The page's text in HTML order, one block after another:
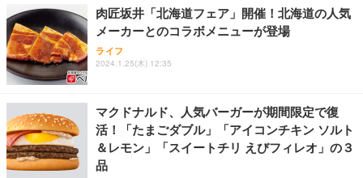
肉匠坂井「北海道フェア」開催！北海道の人気
メーカーとのコラボメニューが登場
ライフ
2024.1.25(木) 12:35
マクドナルド、人気バーガーが期間限定で復
活！「たまごダブル」「アイコンチキン ソルト
＆レモン」「スイートチリ えびフィレオ」の３
品